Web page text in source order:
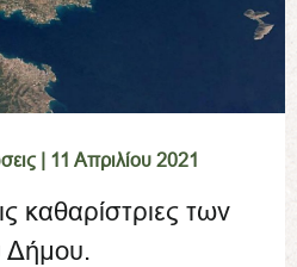
| 11 Απριλίου 2021
καθαρίστριες των
Δήμου.